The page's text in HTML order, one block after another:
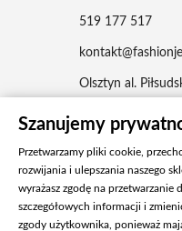
519 177 517
Olsztyn al.
Szanujemy
Przetwarzamy pliki cookie,
rozwijania i ulepszania naszego
wyrażasz zgodę na przetwarzanie
szczegółowych informacji i
zgody użytkownika, ponieważ